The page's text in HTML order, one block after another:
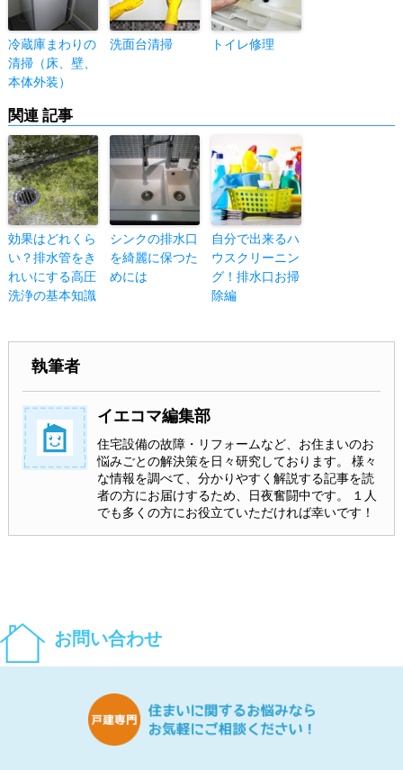
冷蔵庫まわりの
清掃（床、壁、
本体外装）
洗面台清掃 トイレ修理
関連 記事
効果はどれくら
い？排水管をき
れいにする高圧
洗浄の基本知識
シンクの排水口
を綺麗に保つた
めには
自分で出来るハ
ウスクリーニン
グ！排水口お掃
除編
執筆者
イエコマ編集部
住宅設備の故障・リフォームなど、お住まいのお
悩みごとの解決策を日々研究しております。 様々
な情報を調べて、分かりやすく解説する記事を読
者の方にお届けするため、日夜奮闘中です。 １人
でも多くの方にお役立ていただければ幸いです！
お問い合わせ